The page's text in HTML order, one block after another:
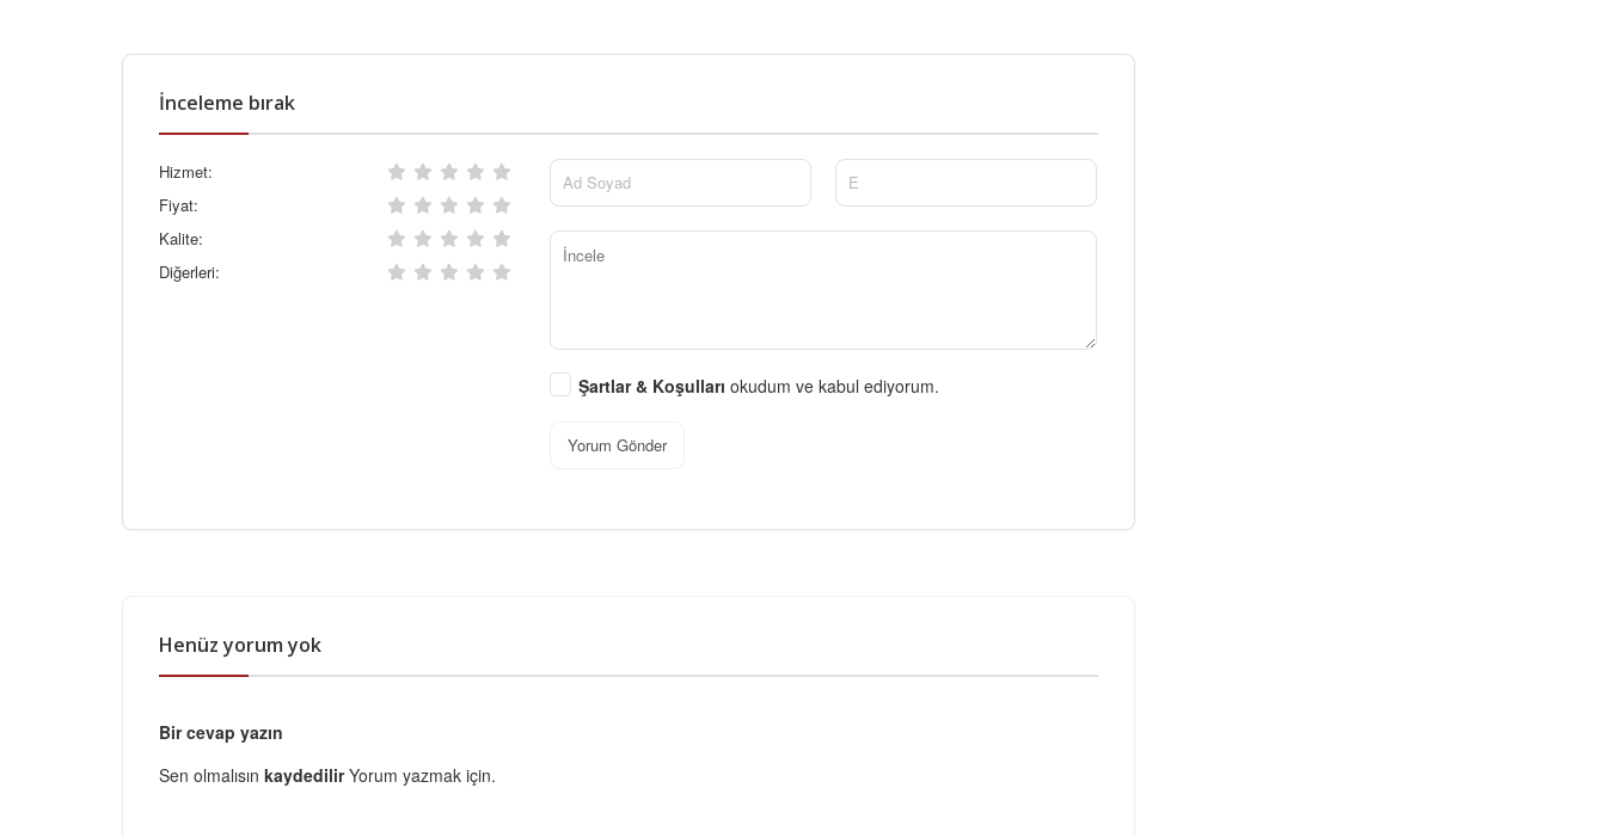
İnceleme bırak
Hizmet:
Fiyat:
Kalite:
Diğerleri:
Şartlar & Koşullarıokudum ve kabul ediyorum.
Yorum Gönder
Henüz yorum yok
Bir cevap yazın
Sen olmalısın kaydedilirYorum yazmak için.